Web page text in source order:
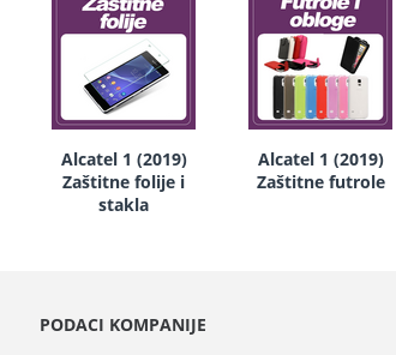
Alcatel 1 (2019)
Zaštitne folije i
stakla
Alcatel 1 (2019)
Zaštitne futrole
PODACI KOMPANIJE